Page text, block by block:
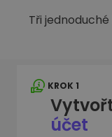
Tři
KROK 1
účet